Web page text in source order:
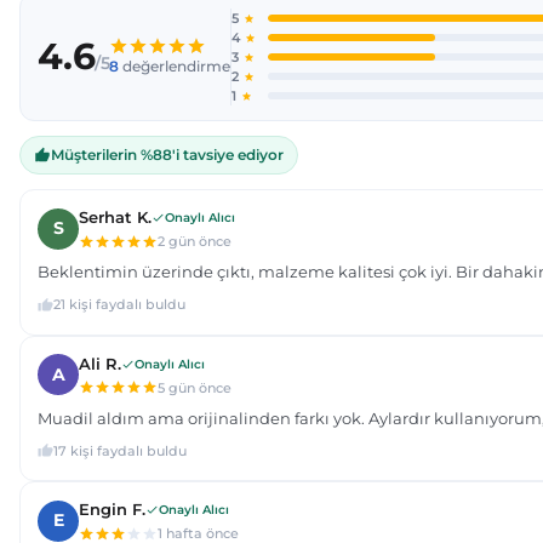
Ürün açıklamasında eksik bilgiler bulunuyor.
Ürün bilgilerinde hatalar bulunuyor.
Ürün fiyatı diğer sitelerden daha pahalı.
Bu ürüne benzer farklı alternatifler olmalı.